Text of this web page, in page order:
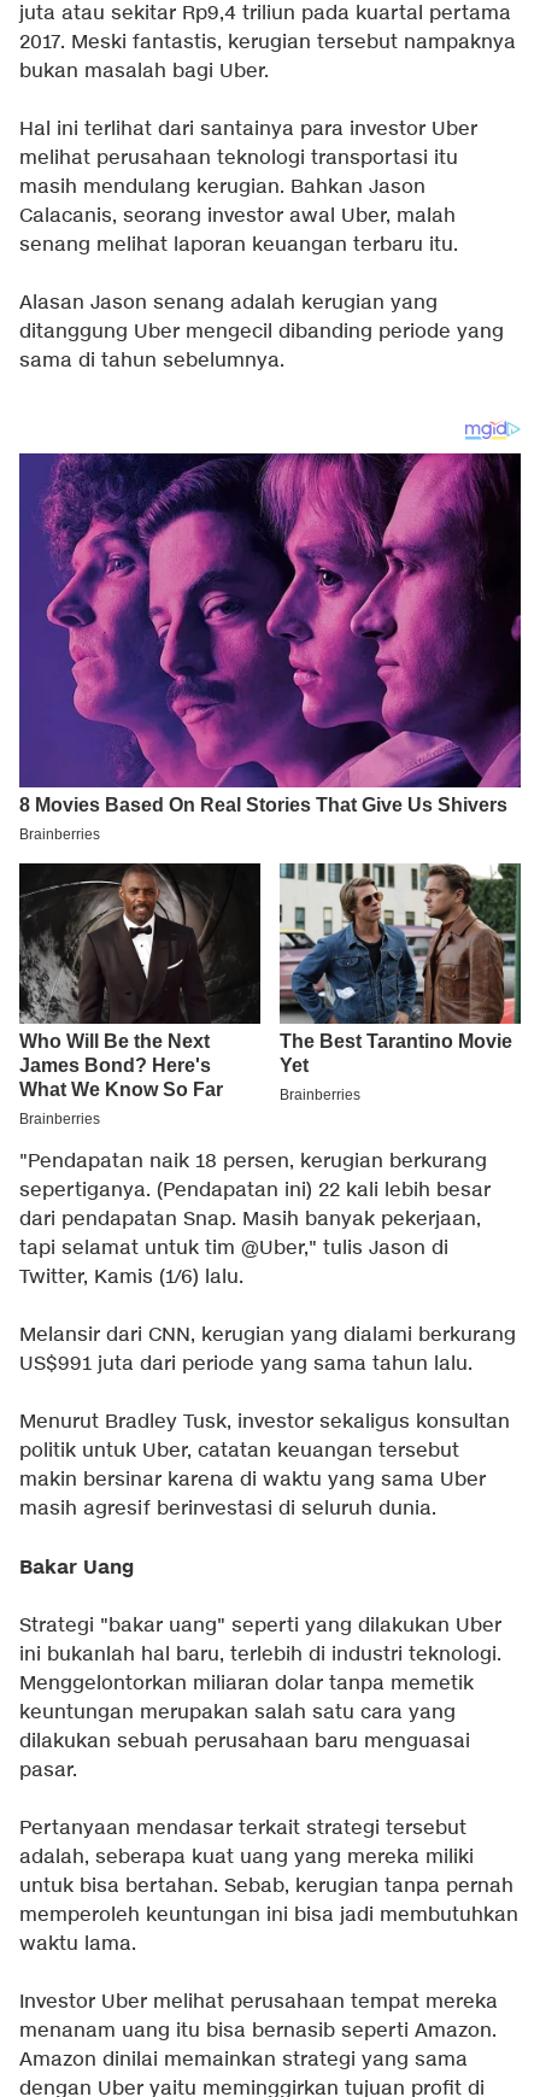
juta atau sekitar Rp9,4 triliun pada kuartal pertama
2017. Meski fantastis, kerugian tersebut nampaknya
bukan masalah bagi Uber.
Hal ini terlihat dari santainya para investor Uber
melihat perusahaan teknologi transportasi itu
masih mendulang kerugian. Bahkan Jason
Calacanis, seorang investor awal Uber, malah
senang melihat laporan keuangan terbaru itu.
Alasan Jason senang adalah kerugian yang
ditanggung Uber mengecil dibanding periode yang
sama di tahun sebelumnya.
"Pendapatan naik 18 persen, kerugian berkurang
sepertiganya. (Pendapatan ini) 22 kali lebih besar
dari pendapatan Snap. Masih banyak pekerjaan,
tapi selamat untuk tim @Uber," tulis Jason di
Twitter, Kamis (1/6) lalu.
Melansir dari CNN, kerugian yang dialami berkurang
US$991 juta dari periode yang sama tahun lalu.
Menurut Bradley Tusk, investor sekaligus konsultan
politik untuk Uber, catatan keuangan tersebut
makin bersinar karena di waktu yang sama Uber
masih agresif berinvestasi di seluruh dunia.
Bakar Uang
Strategi "bakar uang" seperti yang dilakukan Uber
ini bukanlah hal baru, terlebih di industri teknologi.
Menggelontorkan miliaran dolar tanpa memetik
keuntungan merupakan salah satu cara yang
dilakukan sebuah perusahaan baru menguasai
pasar.
Pertanyaan mendasar terkait strategi tersebut
adalah, seberapa kuat uang yang mereka miliki
untuk bisa bertahan. Sebab, kerugian tanpa pernah
memperoleh keuntungan ini bisa jadi membutuhkan
waktu lama.
Investor Uber melihat perusahaan tempat mereka
menanam uang itu bisa bernasib seperti Amazon.
Amazon dinilai memainkan strategi yang sama
dengan Uber yaitu meminggirkan tujuan profit di